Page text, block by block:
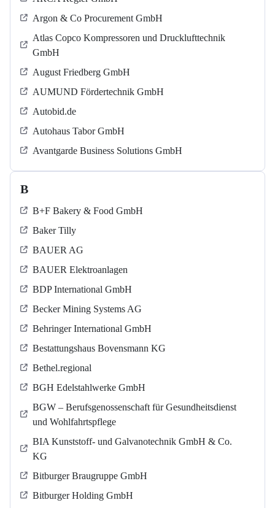
Argon & Co Procurement GmbH
Atlas Copco Kompressoren und Drucklufttechnik
GmbH
August Friedberg GmbH
AUMUND Fördertechnik GmbH
Autobid.de
Autohaus Tabor GmbH
Avantgarde Business Solutions GmbH
B
B+F Bakery & Food GmbH
Baker Tilly
BAUER AG
BAUER Elektroanlagen
BDP International GmbH
Becker Mining Systems AG
Behringer International GmbH
Bestattungshaus Bovensmann KG
Bethel.regional
BGH Edelstahlwerke GmbH
BGW – Berufsgenossenschaft für Gesundheitsdienst
und Wohlfahrtspflege
BIA Kunststoff- und Galvanotechnik GmbH & Co.
KG
Bitburger Braugruppe GmbH
Bitburger Holding GmbH